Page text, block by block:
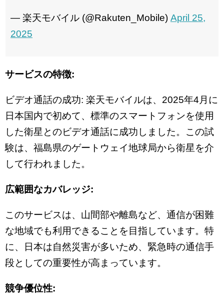
— 楽天モバイル (@Rakuten_Mobile) April 25,
2025
サービスの特徴:
ビデオ通話の成功: 楽天モバイルは、2025年4月に
日本国内で初めて、標準のスマートフォンを使用
した衛星とのビデオ通話に成功しました。この試
験は、福島県のゲートウェイ地球局から衛星を介
して行われました。
広範囲なカバレッジ:
このサービスは、山間部や離島など、通信が困難
な地域でも利用できることを目指しています。特
に、日本は自然災害が多いため、緊急時の通信手
段としての重要性が高まっています。
競争優位性: